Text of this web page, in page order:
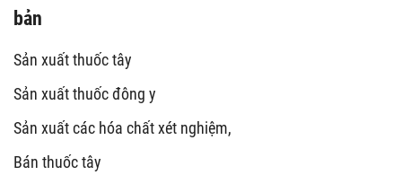
bản
Sản xuất thuốc tây
Sản xuất thuốc đông y
Sản xuất các hóa chất xét nghiệm,
Bán thuốc tây